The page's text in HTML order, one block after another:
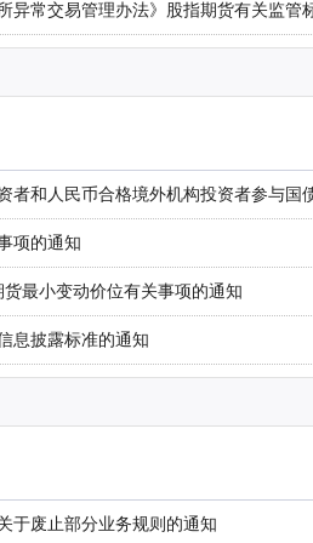
息管理办法
序化交易管理办法
规违约处理办法
深300股指期货合约交易细则
证500股指期货合约交易细则
证1000股指期货合约交易细则
期国债期货合约交易细则
异常交易管理办法》股指期货有关监管
异常交易管理办法》国债期货有关监管
货公司会员资格管理业务指引
员专网管理指引（试行）
急交易厅使用指引
者和人民币合格境外机构投资者参与国
项的通知
最小变动价位有关事项的通知
息披露标准的通知
约上市交易有关事项的通知
的通知
于废止部分业务规则的通知